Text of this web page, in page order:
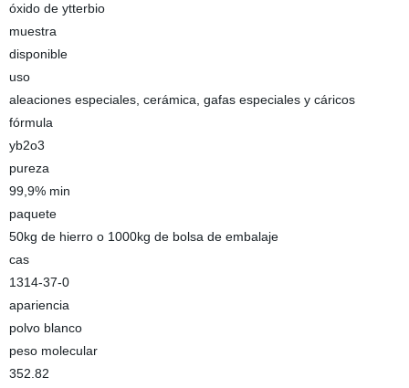
óxido de ytterbio
muestra
disponible
uso
aleaciones especiales, cerámica, gafas especiales y cáricos
fórmula
yb2o3
pureza
99,9% min
paquete
50kg de hierro o 1000kg de bolsa de embalaje
cas
1314-37-0
apariencia
polvo blanco
peso molecular
352.82